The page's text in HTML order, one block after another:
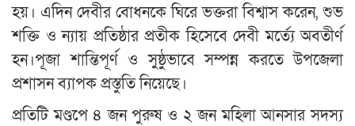
হয়। এদিন দেবীর বোধনকে ঘিরে ভক্তরা বিশ্বাস করেন, শুভ
শক্তি ও ন্যায় প্রতিষ্ঠার প্রতীক হিসেবে দেবী মর্ত্যে অবতীর্ণ
হন।পূজা শান্তিপূর্ণ ও সুষ্ঠুভাবে সম্পন্ন করতে উপজেলা
প্রশাসন ব্যাপক প্রস্তুতি নিয়েছে।
প্রতিটি মণ্ডপে ৪ জন পুরুষ ও ২ জন মহিলা আনসার সদস্য